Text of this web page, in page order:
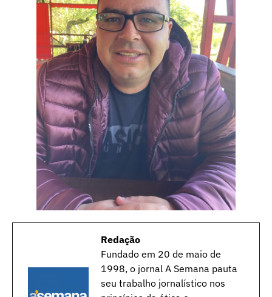
Redação
Fundado em 20 de maio de
1998, o jornal A Semana pauta
seu trabalho jornalístico nos